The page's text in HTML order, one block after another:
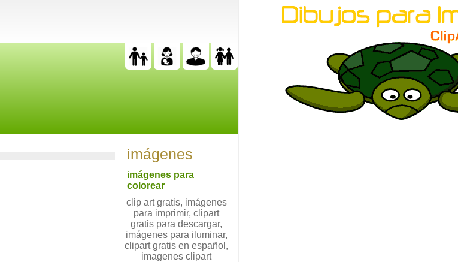
imágenes
imágenes para
colorear
clip art gratis, imágenes
para imprimir, clipart
gratis para descargar,
imágenes para iluminar,
clipart gratis en español,
imagenes clipart